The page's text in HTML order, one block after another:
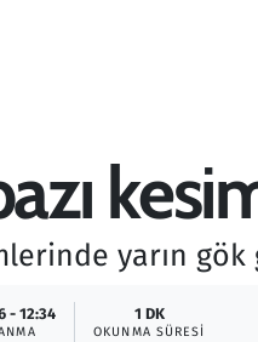
yarın
- 12:34 1 DK
OKUNMA SÜRESI